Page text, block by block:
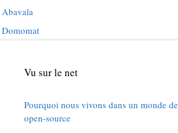
Abavala
Domomat
Vu sur le net
Pourquoi nous vivons dans un monde
open-source